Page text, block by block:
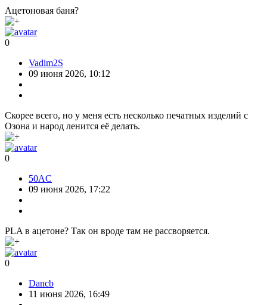
Ацетоновая баня?
0
Vadim2S
09 июня 2026, 10:12
Скорее всего, но у меня есть несколько печатных изделий с
Озона и народ ленится её делать.
0
50AC
09 июня 2026, 17:22
PLA в ацетоне? Так он вроде там не рассворяется.
0
Dancb
11 июня 2026, 16:49